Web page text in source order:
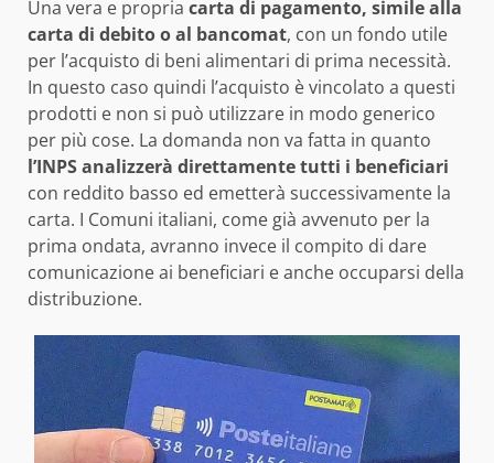
Una vera e propria carta di pagamento, simile alla
carta di debito o al bancomat, con un fondo utile
per l’acquisto di beni alimentari di prima necessità.
In questo caso quindi l’acquisto è vincolato a questi
prodotti e non si può utilizzare in modo generico
per più cose. La domanda non va fatta in quanto
l’INPS analizzerà direttamente tutti i beneficiari
con reddito basso ed emetterà successivamente la
carta. I Comuni italiani, come già avvenuto per la
prima ondata, avranno invece il compito di dare
comunicazione ai beneficiari e anche occuparsi della
distribuzione.